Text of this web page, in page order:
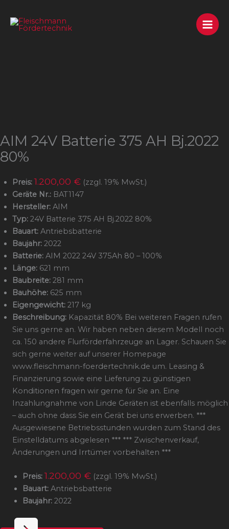
Inhalt
springen
AIM 24V Batterie 375 AH Bj.2022
80%
Preis: 1.200,00 €(zzgl. 19% MwSt.)
Geräte Nr.:BAT1147
Hersteller:AIM
Typ:24V Batterie 375 AH Bj.2022 80%
Bauart:Antriebsbatterie
Baujahr:2022
Batterie:AIM 2022 24V 375Ah 80 – 100%
Länge:621 mm
Baubreite:281 mm
Bauhöhe:625 mm
Eigengewicht:217 kg
Beschreibung:Kapazität 80% Bei weiteren Fragen rufen
Sie uns gerne an. Wir haben neben diesem Modell noch
ca. 150 andere Flurförderfahrzeuge an Lager. Schauen Sie
sich gerne weiter auf unserer Homepage
www.fleischmann-foerdertechnik.de um. Leasing &
Finanzierung sowie eine Lieferung zu günstigen
Konditionen fragen wir gerne für Sie an. Eine
Inzahlungnahme von Linde Geräten ist ebenfalls möglich
– auch ohne dass Sie ein Gerät bei uns erwerben. ***
Ausgewiesene Betriebsstunden wurden zum Stand des
Einstelldatums abgelesen *** *** Zwischenverkauf,
Änderungen und Irrtümer vorbehalten ***
Preis: 1.200,00 €(zzgl. 19% MwSt.)
Bauart:Antriebsbatterie
Baujahr:2022